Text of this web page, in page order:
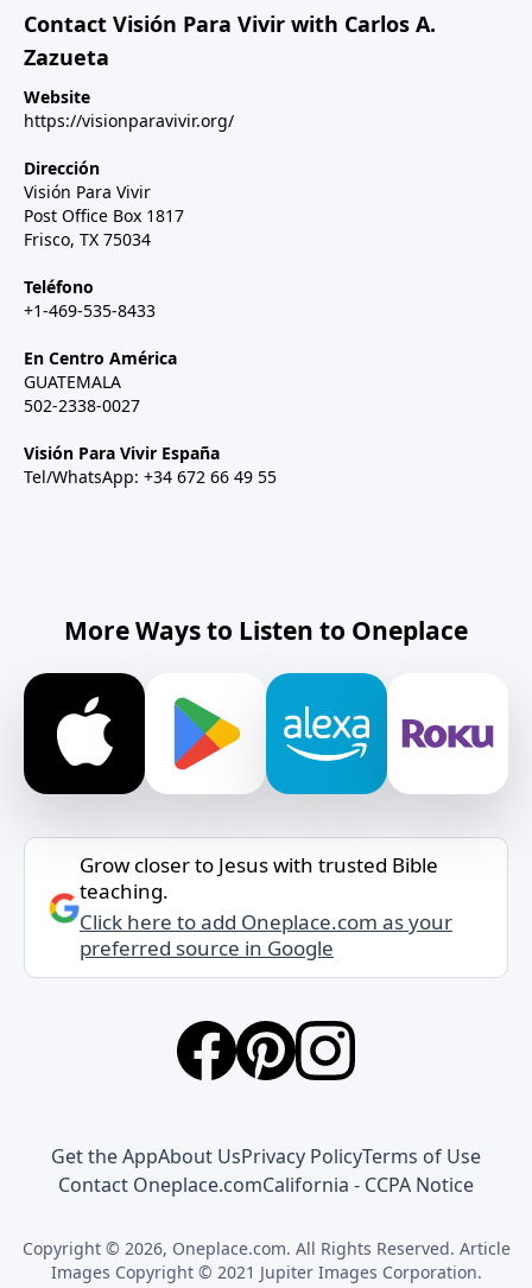
Contact Visión Para Vivir with Carlos A.
Zazueta
Website
https://visionparavivir.org/
Dirección
Visión Para Vivir
Post Office Box 1817
Frisco, TX 75034
Teléfono
+1-469-535-8433
En Centro América
GUATEMALA
502-2338-0027
Visión Para Vivir España
Tel/WhatsApp: +34 672 66 49 55
More Ways to Listen to Oneplace
Grow closer to Jesus with trusted Bible
teaching.
Click here to add Oneplace.com as your
preferred source in Google
Get the AppAbout UsPrivacy PolicyTerms of Use
Contact Oneplace.comCalifornia - CCPA Notice
Copyright © 2026, Oneplace.com. All Rights Reserved. Article
Images Copyright © 2021 Jupiter Images Corporation.